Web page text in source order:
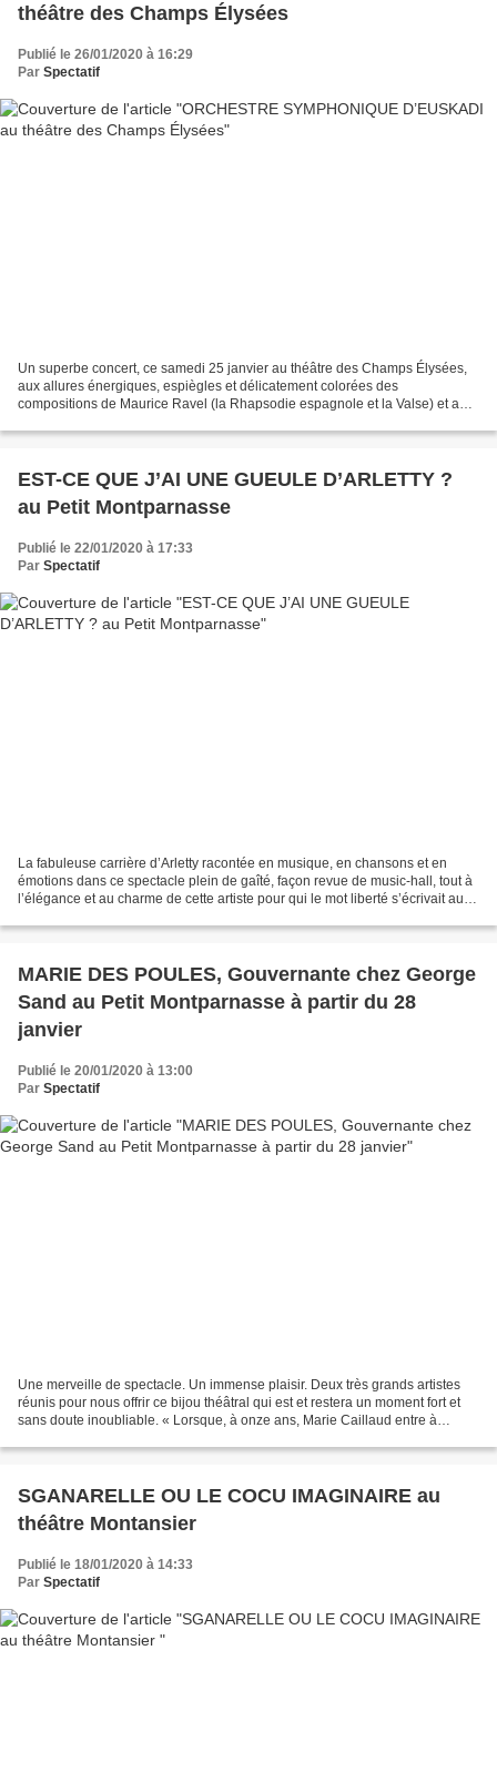
théâtre des Champs Élysées
Publié le 26/01/2020 à 16:29
Par Spectatif
Un superbe concert, ce samedi 25 janvier au théâtre des Champs Élysées,
aux allures énergiques, espiègles et délicatement colorées des
compositions de Maurice Ravel (la Rhapsodie espagnole et la Valse) et aux
EST-CE QUE J’AI UNE GUEULE D’ARLETTY ?
au Petit Montparnasse
Publié le 22/01/2020 à 17:33
Par Spectatif
La fabuleuse carrière d’Arletty racontée en musique, en chansons et en
émotions dans ce spectacle plein de gaîté, façon revue de music-hall, tout à
l’élégance et au charme de cette artiste pour qui le mot liberté s’écrivait au
MARIE DES POULES, Gouvernante chez George
Sand au Petit Montparnasse à partir du 28
janvier
Publié le 20/01/2020 à 13:00
Par Spectatif
Une merveille de spectacle. Un immense plaisir. Deux très grands artistes
réunis pour nous offrir ce bijou théâtral qui est et restera un moment fort et
sans doute inoubliable. « Lorsque, à onze ans, Marie Caillaud entre à
SGANARELLE OU LE COCU IMAGINAIRE au
théâtre Montansier
Publié le 18/01/2020 à 14:33
Par Spectatif